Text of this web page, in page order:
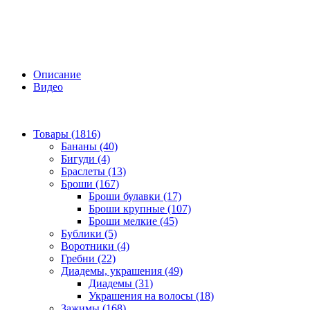
Описание
Видео
Товары (1816)
Бананы (40)
Бигуди (4)
Браслеты (13)
Броши (167)
Броши булавки (17)
Броши крупные (107)
Броши мелкие (45)
Бублики (5)
Воротники (4)
Гребни (22)
Диадемы, украшения (49)
Диадемы (31)
Украшения на волосы (18)